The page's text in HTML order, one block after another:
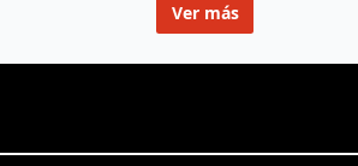
Ver más